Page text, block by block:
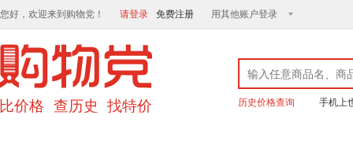
您好，欢迎来到购物党！ 请登录 免费注册 用其他账户登录
历史价格查询 手机上